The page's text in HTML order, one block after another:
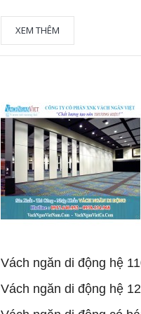
XEM THÊM
Vách ngăn di động hệ
Vách ngăn di động hệ